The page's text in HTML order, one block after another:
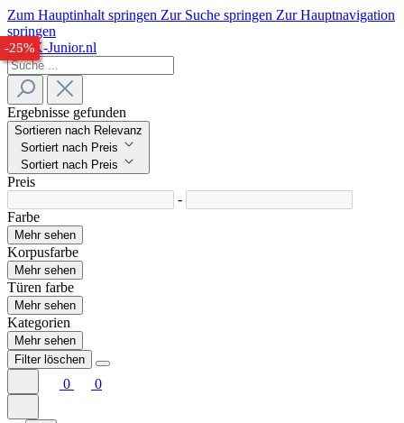
Zum Hauptinhalt springen Zur Suche springen Zur Hauptnavigation
springen
Ergebnisse gefunden
Sortieren nach Relevanz
Sortiert nach Preis
Sortiert nach Preis
Preis
-
Farbe
Mehr sehen
Korpusfarbe
Mehr sehen
Türen farbe
Mehr sehen
Kategorien
Mehr sehen
Filter löschen
0 0
-32%
-28%
-25%